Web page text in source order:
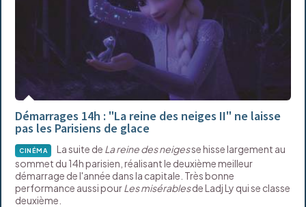
Démarrages 14h : "La reine des neiges II" ne laisse
pas les Parisiens de glace
CINÉMA La suite de La reine des neigesse hisse largement au
sommet du 14h parisien, réalisant le deuxième meilleur
démarrage de l'année dans la capitale. Très bonne
performance aussi pourLes misérablesde Ladj Ly qui se classe
deuxième.